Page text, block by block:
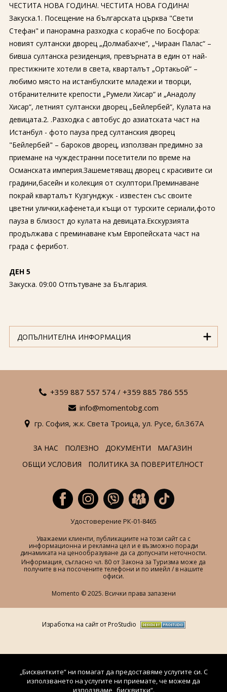
ЧЕСТИТА НОВА ГОДИНА!. ЧЕСТИТА НОВА ГОДИНА!
Закуска.1. Посещение на българската църква "Свети
Стефан" и панорамна разходка с корабче по Босфора:
новият султански дворец „Долмабахче“, „Чираан Палас“ –
бивша султанска резиденция, превърната в един от най-
престижните хотели в света, кварталът „Ортакьой“ –
любимо място на истанбулските младежи и творци,
отбранителните крепости „Румели Хисар“ и „Анадолу
Хисар“, летният султански дворец „Бейлербей“, Кулата на
девицата.2. .Разходка с автобус до азиатската част на
Истанбул - фото пауза пред султанския дворец
"Бейлербей" – бароков дворец, използван предимно за
приемане на чуждестранни посетители по време на
Османската империя.Зашеметяващ дворец с красивите си
градини,басейн и колекция от скулптори.Преминаване
покрай кварталът Кузгунджук - известен със своите
цветни улички,кафенета,и къщи от турските сериали,фото
пауза в близост до кулата на девицата.Екскурзията
продължава с преминаване към Европейската част на
града с ферибот.
ДЕН 5
Закуска. 09:00 Отпътуване за България.
ДОПЪЛНИТЕЛНА ИНФОРМАЦИЯ
+359 887 557 574 / +359 885 786 555
info@momentobg.com
гр. София, ж.к. Света Троица, ул. Русе, бл.367А
ЗА НАС ПОЛЕЗНО ДОКУМЕНТИ
МАГАЗИН
ОБЩИ УСЛОВИЯ
ПОЛИТИКА ЗА ПОВЕРИТЕЛНОСТ
Удостоверение РК-01-8465
Уважаеми клиенти, публикациите на този сайт са с
информационна и рекламна цел и е възможно поради
динамиката на ценообразуване да са допуснати неточности.
Информация, съгласно чл. 80 от Закона за Туризма може да
получите в на посочените телефони и по имейл / в нашите
офиси.
Momento © 2025. Всички права запазени
Изработка на сайт от ProStudio
„Бисквитките“ ни помагат да предоставяме услугите си. С
използването на услугите ни приемате, че можем да
използваме „бисквитки“.